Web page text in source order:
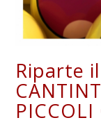
Riparte
PICCOLI